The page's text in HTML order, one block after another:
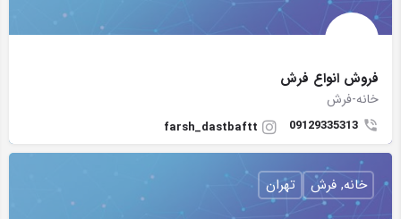
فروش انواع فرش
خانه-فرش
09129335313
farsh_dastbaftt
خانه, فرش تهران